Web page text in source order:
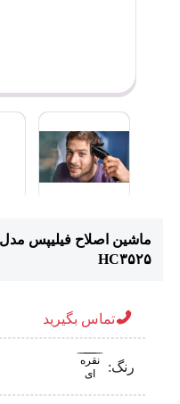
ماشین اصلاح فیلیپس مدل
HC۳۵۲۵
تماس بگیرید
رنگ:
نقره
ای